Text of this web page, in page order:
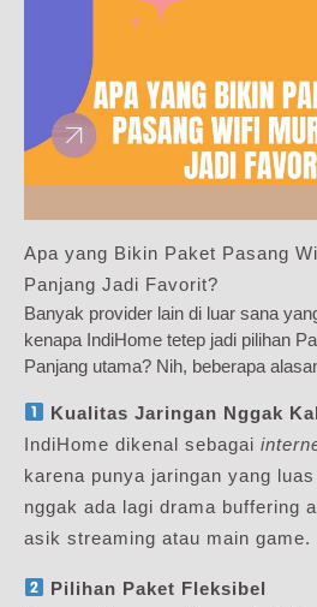
Apa yang Bikin Paket Pasang
Panjang Jadi Favorit?
Banyak provider lain di luar sana
kenapa IndiHome tetep jadi pilihan
Panjang utama? Nih, beberapa
Kualitas Jaringan Nggak
IndiHome dikenal sebagai
karena punya jaringan yang
nggak ada lagi drama buffering
asik streaming atau main game.
Pilihan Paket Fleksibel